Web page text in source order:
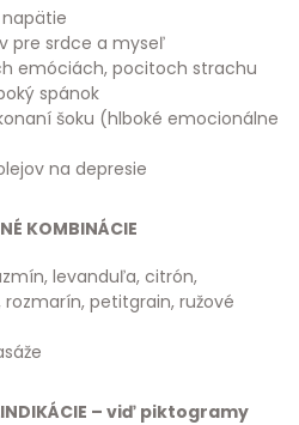
napätie
pre srdce a myseľ
emóciách, pocitoch strachu
spánok
šoku (hlboké emocionálne
na depresie
KOMBINÁCIE
levanduľa, citrón,
petitgrain, ružové
– viď piktogramy